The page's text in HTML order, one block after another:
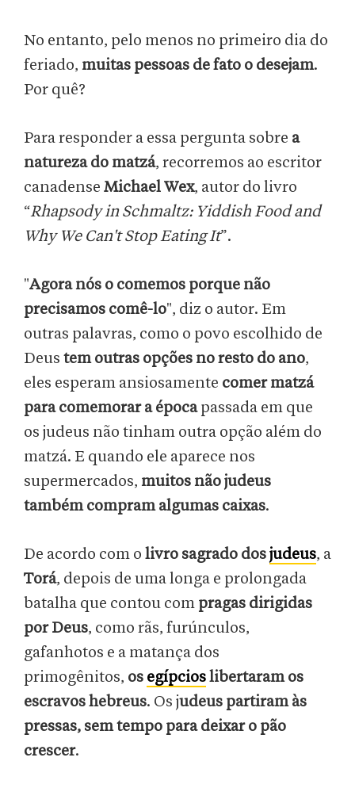
No entanto, pelo menos no primeiro dia do
feriado, muitas pessoas de fato o desejam.
Por quê?
Para responder a essa pergunta sobre a
natureza do matzá, recorremos ao escritor
canadense Michael Wex, autor do livro
“Rhapsody in Schmaltz: Yiddish Food and
Why We Can't Stop Eating It”.
"Agora nós o comemos porque não
precisamos comê-lo", diz o autor. Em
outras palavras, como o povo escolhido de
Deus tem outras opções no resto do ano,
eles esperam ansiosamente comer matzá
para comemorar a épocapassada em que
os judeus não tinham outra opção além do
matzá. E quando ele aparece nos
supermercados, muitos não judeus
também compram algumas caixas.
De acordo com o livro sagrado dosjudeus, a
Torá, depois de uma longa e prolongada
batalha que contou com pragas dirigidas
por Deus, como rãs, furúnculos,
gafanhotos e a matança dos
primogênitos, os egípcioslibertaram os
escravos hebreus. Os judeus partiram às
pressas, sem tempo para deixar o pão
crescer.